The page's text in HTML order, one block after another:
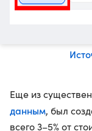
Еще из
данным, был
всего 3–5% от